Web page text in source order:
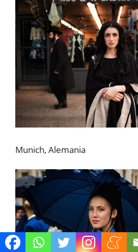
Munich, Alemania